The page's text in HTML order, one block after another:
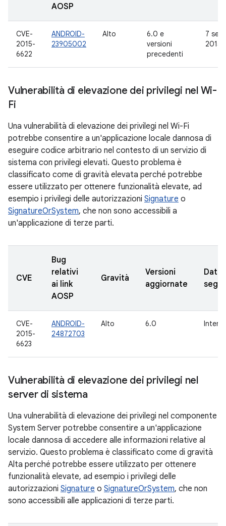
AOSP
CVE-
2015-
6622
ANDROID-
23905002
Alto
6.0 e
versioni
precedenti
7
2015
Vulnerabilità di elevazione dei privilegi nel Wi-
Fi
Una vulnerabilità di elevazione dei privilegi nel Wi-Fi
potrebbe consentire a un'applicazione locale dannosa di
eseguire codice arbitrario nel contesto di un servizio di
sistema con privilegi elevati. Questo problema è
classificato come di gravità elevata perché potrebbe
essere utilizzato per ottenere funzionalità elevate, ad
esempio i privilegi delle autorizzazioni Signature o
SignatureOrSystem, che non sono accessibili a
un'applicazione di terze parti.
CVE
Bug
relativi
ai link
AOSP
Gravità
Versioni
aggiornate
Data
CVE-
2015-
6623
ANDROID-
24872703
Alto 6.0
Vulnerabilità di elevazione dei privilegi nel
server di sistema
Una vulnerabilità di elevazione dei privilegi nel componente
System Server potrebbe consentire a un'applicazione
locale dannosa di accedere alle informazioni relative al
servizio. Questo problema è classificato come di gravità
Alta perché potrebbe essere utilizzato per ottenere
funzionalità elevate, ad esempio i privilegi delle
autorizzazioni Signature o SignatureOrSystem, che non
sono accessibili alle applicazioni di terze parti.